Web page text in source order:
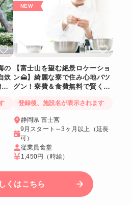
の
炊
【富士山を望む絶景ロケーショ
ン🗻】綺麗な寮で住み心地バツ
グン！寮費＆食費無料で賢く稼
登録後、施設名が表示されます
静岡県 富士宮
9月スタート～3ヶ月以上（延長
可）
従業員食堂
1,450円
（時給）
くはこちら